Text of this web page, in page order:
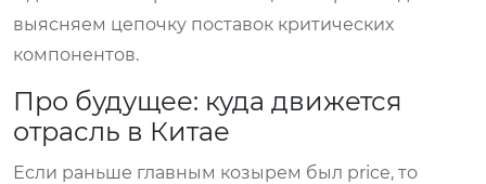
выясняем цепочку поставок критических
компонентов.
Про будущее: куда движется
отрасль в Китае
Если раньше главным козырем был price, то